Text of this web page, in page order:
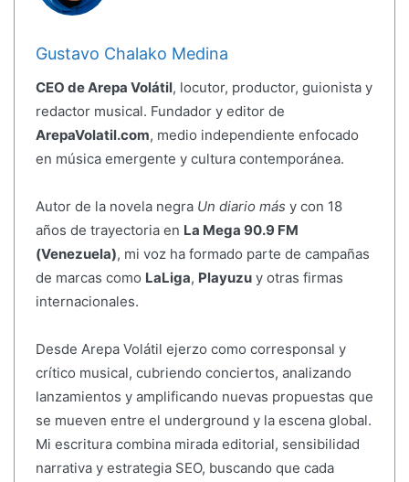
Gustavo Chalako Medina
CEO de Arepa Volátil, locutor, productor, guionista y
redactor musical. Fundador y editor de
ArepaVolatil.com, medio independiente enfocado
en música emergente y cultura contemporánea.
Autor de la novela negra Un diario más y con 18
años de trayectoria en La Mega 90.9 FM
(Venezuela), mi voz ha formado parte de campañas
de marcas como LaLiga, Playuzuy otras firmas
internacionales.
Desde Arepa Volátil ejerzo como corresponsal y
crítico musical, cubriendo conciertos, analizando
lanzamientos y amplificando nuevas propuestas que
se mueven entre el underground y la escena global.
Mi escritura combina mirada editorial, sensibilidad
narrativa y estrategia SEO, buscando que cada